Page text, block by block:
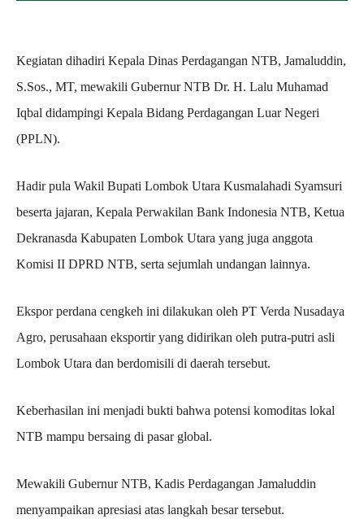
Kegiatan dihadiri Kepala Dinas Perdagangan NTB, Jamaluddin,
S.Sos., MT, mewakili Gubernur NTB Dr. H. Lalu Muhamad
Iqbal didampingi Kepala Bidang Perdagangan Luar Negeri
(PPLN).
Hadir pula Wakil Bupati Lombok Utara Kusmalahadi Syamsuri
beserta jajaran, Kepala Perwakilan Bank Indonesia NTB, Ketua
Dekranasda Kabupaten Lombok Utara yang juga anggota
Komisi II DPRD NTB, serta sejumlah undangan lainnya.
Ekspor perdana cengkeh ini dilakukan oleh PT Verda Nusadaya
Agro, perusahaan eksportir yang didirikan oleh putra-putri asli
Lombok Utara dan berdomisili di daerah tersebut.
Keberhasilan ini menjadi bukti bahwa potensi komoditas lokal
NTB mampu bersaing di pasar global.
Mewakili Gubernur NTB, Kadis Perdagangan Jamaluddin
menyampaikan apresiasi atas langkah besar tersebut.